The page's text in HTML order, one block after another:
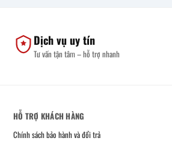
Dịch vụ uy tín
Tư vấn tận tâm – hỗ trợ nhanh
HỖ TRỢ KHÁCH HÀNG
Chính sách bảo hành và đổi trả